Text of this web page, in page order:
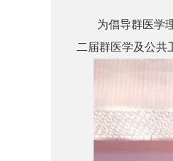
为倡导群医学理
二届群医学及公共